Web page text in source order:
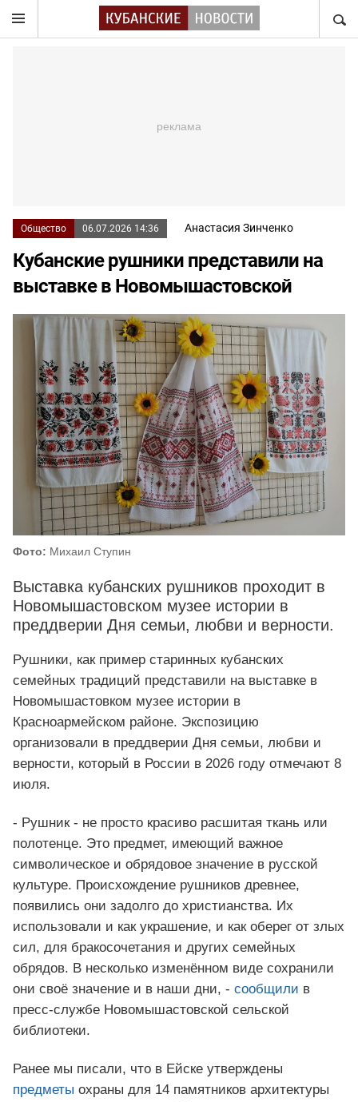
Общество 06.07.2026 14:36 Анастасия Зинченко
Кубанские рушники представили на
выставке в Новомышастовской
Фото: Михаил Ступин
Выставка кубанских рушников проходит в
Новомышастовском музее истории в
преддверии Дня семьи, любви и верности.
Рушники, как пример старинных кубанских
семейных традиций представили на выставке в
Новомышастовком музее истории в
Красноармейском районе. Экспозицию
организовали в преддверии Дня семьи, любви и
верности, который в России в 2026 году отмечают 8
июля.
- Рушник - не просто красиво расшитая ткань или
полотенце. Это предмет, имеющий важное
символическое и обрядовое значение в русской
культуре. Происхождение рушников древнее,
появились они задолго до христианства. Их
использовали и как украшение, и как оберег от злых
сил, для бракосочетания и других семейных
обрядов. В несколько изменённом виде сохранили
они своё значение и в наши дни, - сообщили в
пресс-службе Новомышастовской сельской
библиотеки.
Ранее мы писали, что в Ейске утверждены
предметы охраны для 14 памятников архитектуры